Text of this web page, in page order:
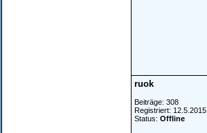
ruok
Beiträge: 308
Registriert: 12.5.2015
Status: Offline